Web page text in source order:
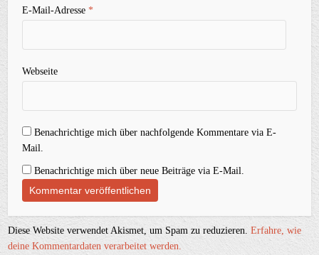
E-Mail-Adresse*
Webseite
Benachrichtige mich über nachfolgende Kommentare via E-
Mail.
Benachrichtige mich über neue Beiträge via E-Mail.
Diese Website verwendet Akismet, um Spam zu reduzieren.Erfahre, wie
deine Kommentardaten verarbeitet werden.